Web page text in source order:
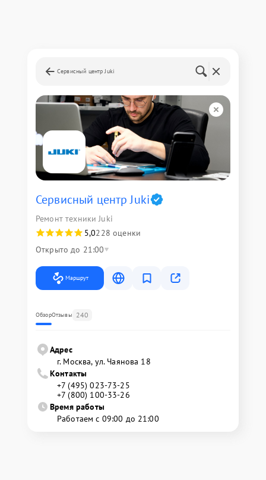
Сервисный центр Juki
Сервисный центр Juki
Ремонт техники Juki
5,0228 оценки
Открыто до 21:00
Маршрут
ОбзорОтзывы 240
Адрес
г. Москва, ул. Чаянова 18
Контакты
+7 (495) 023-73-25
+7 (800) 100-33-26
Время работы
Работаем с 09:00 до 21:00